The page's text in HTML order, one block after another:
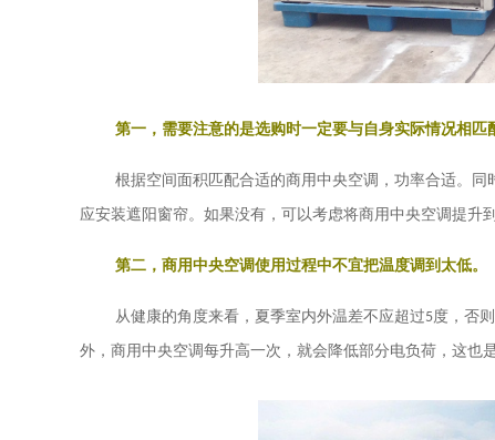
第一，需要注意的是选购时一定要与自身实际情况相匹
根据空间面积匹配合适的商用中央空调，功率合适。
应安装遮阳窗帘。如果没有，可以考虑将商用中央空调提升
第二，商用中央空调使用过程中不宜把温度调到太低。
从健康的角度来看，夏季室内外温差不应超过5度，否
外，商用中央空调每升高一次，就会降低部分电负荷，这也